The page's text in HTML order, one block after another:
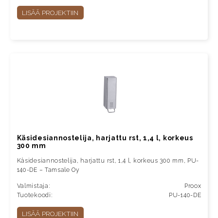
LISÄÄ PROJEKTIIN
Käsidesiannostelija, harjattu rst, 1,4 l, korkeus
300 mm
Käsidesiannostelija, harjattu rst, 1,4 l, korkeus 300 mm, PU-
140-DE – Tamsale Oy
Valmistaja:
Proox
Tuotekoodi:
PU-140-DE
LISÄÄ PROJEKTIIN